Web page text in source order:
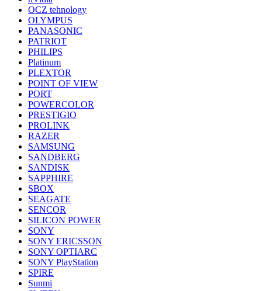
OCZ tehnology
OLYMPUS
PANASONIC
PATRIOT
PHILIPS
Platinum
PLEXTOR
POINT OF VIEW
PORT
POWERCOLOR
PRESTIGIO
PROLINK
RAZER
SAMSUNG
SANDBERG
SANDISK
SAPPHIRE
SBOX
SEAGATE
SENCOR
SILICON POWER
SONY
SONY ERICSSON
SONY OPTIARC
SONY PlayStation
SPIRE
Sunmi